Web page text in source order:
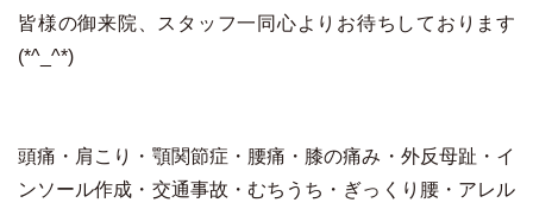
皆様の御来院、スタッフ一同心よりお待ちしております
(*^_^*)
頭痛・肩こり・顎関節症・腰痛・膝の痛み・外反母趾・イ
ンソール作成・交通事故・むちうち・ぎっくり腰・アレル